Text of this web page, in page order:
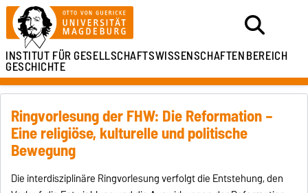
INSTITUT FÜRGESELLSCHAFTSWISSENSCHAFTENBEREICH
GESCHICHTE
Ringvorlesung der FHW: Die Reformation –
Eine religiöse, kulturelle und politische
Bewegung
Die interdisziplinäre Ringvorlesung verfolgt die Entstehung, den